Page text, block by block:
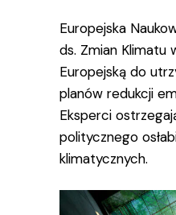
Europejska
ds. Zmian Klimatu
Europejską do
planów redukcji
Eksperci
politycznego
klimatycznych.